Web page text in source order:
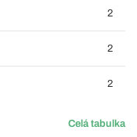
2
2
2
Celá tabulka